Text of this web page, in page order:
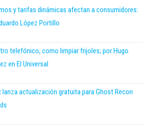
y tarifas dinámicas afectan a consumidores:
López Portillo
telefónico, como limpiar frijoles; por Hugo
en El Universal
actualización gratuita para Ghost Recon